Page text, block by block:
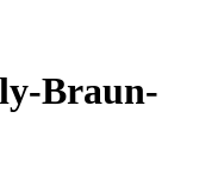
Braun-